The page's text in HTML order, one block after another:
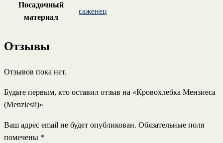
Посадочный
материал
саженец
Отзывы
Отзывов пока нет.
Будьте первым, кто оставил отзыв на «Кровохлебка Мензиеса
(Menziesii)»
Ваш адрес email не будет опубликован. Обязательные поля
помечены *